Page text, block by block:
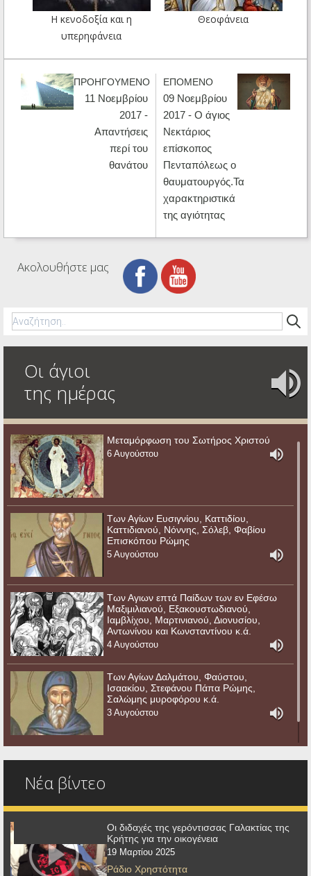
Η κενοδοξία και η
υπερηφάνεια
Θεοφάνεια
ΠΡΟΗΓΟΥΜΕΝΟ
11 Νοεμβρίου
2017 -
Απαντήσεις
περί του
θανάτου
ΕΠΟΜΕΝΟ
09 Νοεμβρίου
2017 - Ο άγιος
Νεκτάριος
επίσκοπος
Πενταπόλεως ο
θαυματουργός.Τα
χαρακτηριστικά
της αγιότητας
Ακολουθήστε μας
Οι άγιοι
της ημέρας
Μεταμόρφωση του Σωτήρος Χριστού
6 Αυγούστου
Των Αγίων Ευσιγνίου, Καττιδίου,
Καττιδιανού, Νόννης, Σόλεβ, Φαβίου
Επισκόπου Ρώμης
5 Αυγούστου
Των Αγιων επτά Παίδων των εν Εφέσω
Μαξιμιλιανού, Εξακουστωδιανού,
Ιαμβλίχου, Μαρτινιανού, Διονυσίου,
Αντωνίνου και Κωνσταντίνου κ.ά.
4 Αυγούστου
Των Αγίων Δαλμάτου, Φαύστου,
Ισαακίου, Στεφάνου Πάπα Ρώμης,
Σαλώμης μυροφόρου κ.ά.
3 Αυγούστου
Νέα βίντεο
Οι διδαχές της γερόντισσας Γαλακτίας της
Κρήτης για την οικογένεια
19 Μαρτίου 2025
Ράδιο Χρηστότητα